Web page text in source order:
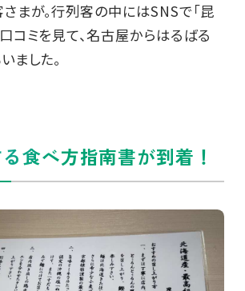
まが。行列客の中にはSNSで「昆
コミを見て、名古屋からはるばる
ました。
食べ方指南書が到着！